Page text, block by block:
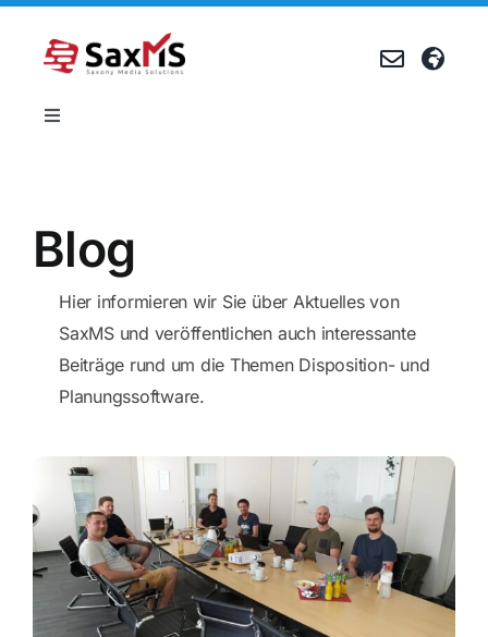
springen
Toggle
Referenzen
Unternehmen
Karriere
Events
Blog
Kontakt
Blog
Hier informieren wir Sie über Aktuelles von
SaxMS und veröffentlichen auch interessante
Beiträge rund um die Themen Disposition- und
Planungssoftware.